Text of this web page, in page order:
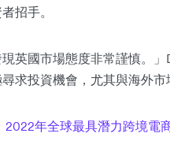
招手。
現英國市場態度非常謹慎。
求投資機會，尤其與海外市
2022年全球最具潛力跨境電